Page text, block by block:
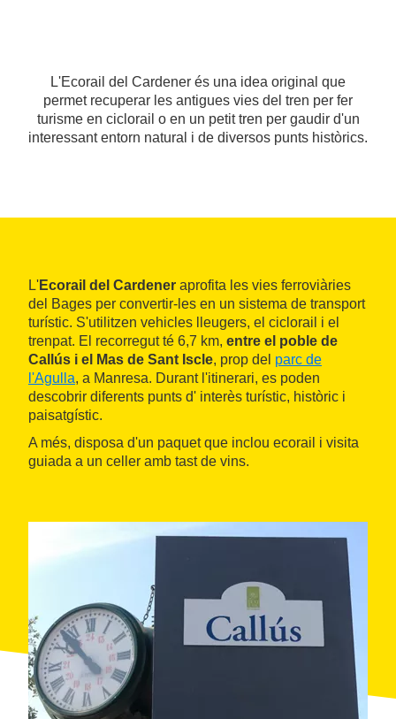
L'Ecorail del Cardener és una idea original que
permet recuperar les antigues vies del tren per fer
turisme en ciclorail o en un petit tren per gaudir d'un
interessant entorn natural i de diversos punts històrics.
L'Ecorail del Cardener aprofita les vies ferroviàries
del Bages per convertir-les en un sistema de transport
turístic. S'utilitzen vehicles lleugers, el ciclorail i el
trenpat. El recorregut té 6,7 km, entre el poble de
Callús i el Mas de Sant Iscle, prop del parc de
l'Agulla, a Manresa. Durant l'itinerari, es poden
descobrir diferents punts d' interès turístic, històric i
paisatgístic.
A més, disposa d'un paquet que inclou ecorail i visita
guiada a un celler amb tast de vins.